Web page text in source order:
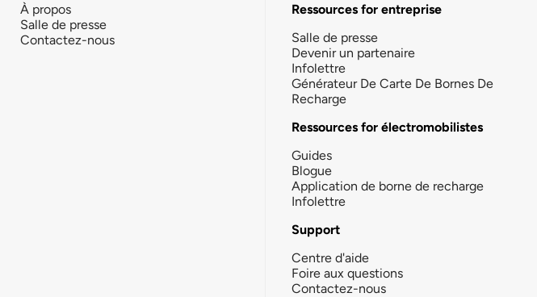
À propos
Salle de presse
Contactez-nous
Ressources for entreprise
Salle de presse
Devenir un partenaire
Infolettre
Générateur De Carte De Bornes De
Recharge
Ressources for électromobilistes
Guides
Blogue
Application de borne de recharge
Infolettre
Support
Centre d'aide
Foire aux questions
Contactez-nous